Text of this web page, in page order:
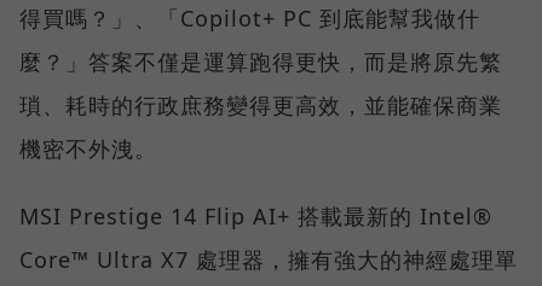
得買嗎？」、「Copilot+ PC 到底能幫我做什
麼？」答案不僅是運算跑得更快，而是將原先繁
瑣、耗時的行政庶務變得更高效，並能確保商業
機密不外洩。
MSI Prestige 14 Flip AI+ 搭載最新的 Intel®
Core™ Ultra X7 處理器，擁有強大的神經處理單